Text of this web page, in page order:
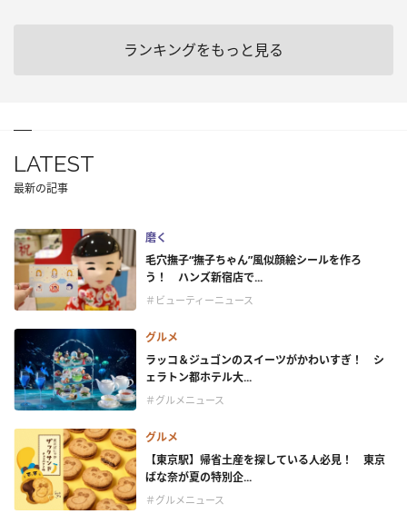
ランキングをもっと見る
LATEST
最新の記事
磨く
毛穴撫子“撫子ちゃん”風似顔絵シールを作ろ
う！ ハンズ新宿店で...
＃ビューティーニュース
グルメ
ラッコ＆ジュゴンのスイーツがかわいすぎ！ シ
ェラトン都ホテル大...
＃グルメニュース
グルメ
【東京駅】帰省土産を探している人必見！ 東京
ばな奈が夏の特別企...
＃グルメニュース